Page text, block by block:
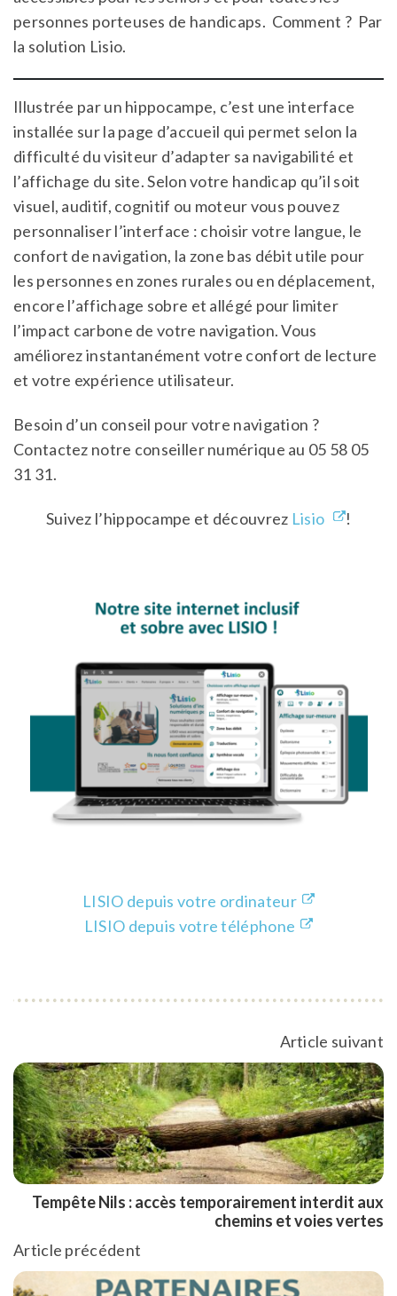
personnes porteuses de handicaps. Comment ? Par
la solution Lisio.
Illustrée par un hippocampe, c’est une interface
installée sur la page d’accueil qui permet selon la
difficulté du visiteur d’adapter sa navigabilité et
l’affichage du site. Selon votre handicap qu’il soit
visuel, auditif, cognitif ou moteur vous pouvez
personnaliser l’interface : choisir votre langue, le
confort de navigation, la zone bas débit utile pour
les personnes en zones rurales ou en déplacement,
encore l’affichage sobre et allégé pour limiter
l’impact carbone de votre navigation. Vous
améliorez instantanément votre confort de lecture
et votre expérience utilisateur.
Besoin d’un conseil pour votre navigation ?
Contactez notre conseiller numérique au 05 58 05
31 31.
Suivez l’hippocampe et découvrez Lisio !
LISIO depuis votre ordinateur
LISIO depuis votre téléphone
Article précédent
Article suivant
Tempête Nils : accès temporairement interdit aux
chemins et voies vertes